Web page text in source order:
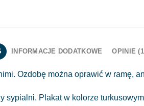
INFORMACJE DODATKOWE OPINIE
Ozdobę można oprawić w ramę,
Plakat w kolorze